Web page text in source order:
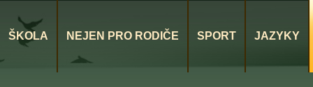
ŠKOLA NEJEN PRO RODIČE SPORT JAZYKY